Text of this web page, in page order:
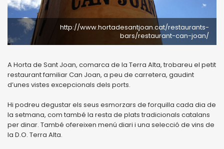
http://www.hortadesantjoan.cat/restaurants-
bars/restaurant-can-joan/
A Horta de Sant Joan, comarca de la Terra Alta, trobareu el petit
restaurant familiar Can Joan, a peu de carretera, gaudint
d’unes vistes excepcionals dels ports.
Hi podreu degustar els seus esmorzars de forquilla cada dia de
la setmana, com també la resta de plats tradicionals catalans
per dinar. També ofereixen menú diari i una selecció de vins de
la D.O. Terra Alta.